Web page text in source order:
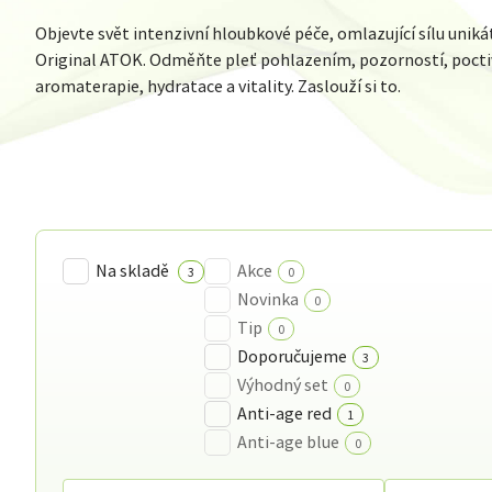
Objevte svět intenzivní hloubkové péče, omlazující sílu
Original ATOK. Odměňte pleť pohlazením, pozorností,
aromaterapie, hydratace a vitality. Zaslouží si to.
Na skladě 3 Akce 0
Novinka 0
Tip 0
Doporučujeme 3
Výhodný set 0
Anti-age red 1
Anti-age blue 0